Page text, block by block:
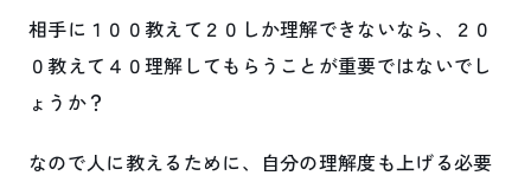
相手に１００教えて２０しか理解できないなら、２０
０教えて４０理解してもらうことが重要ではないでし
ょうか？
なので人に教えるために、自分の理解度も上げる必要